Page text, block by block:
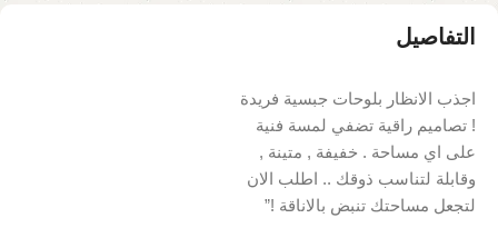
التفاصيل
اجذب الانظار بلوحات جبسية فريدة
! تصاميم راقية تضفي لمسة فنية
على اي مساحة . خفيفة , متينة ,
وقابلة لتناسب ذوقك .. اطلب الان
لتجعل مساحتك تنبض بالاناقة !”